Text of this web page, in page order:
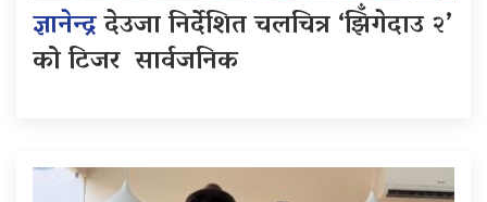
ज्ञानेन्द्रदेउजा निर्देशित चलचित्र ‘झिँगेदाउ २’
को टिजर सार्वजनिक